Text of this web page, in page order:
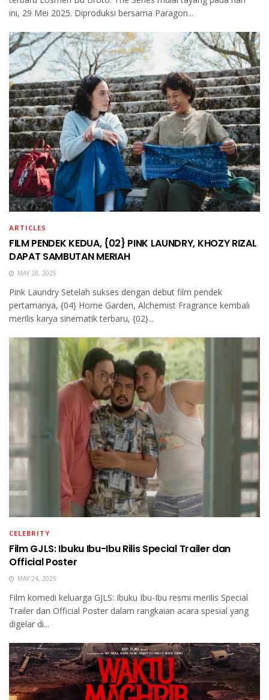
ini, 29 Mei 2025. Diproduksi bersama Paragon...
ARTICLES
FILM PENDEK KEDUA, {02} PINK LAUNDRY, KHOZY RIZAL
DAPAT SAMBUTAN MERIAH
MAY 28, 2025
Pink Laundry Setelah sukses dengan debut film pendek
pertamanya, {04} Home Garden, Alchemist Fragrance kembali
merilis karya sinematik terbaru, {02}...
CELEBRITY
Film GJLS: Ibuku Ibu-Ibu Rilis Special Trailer dan
Official Poster
MAY 24, 2025
Film komedi keluarga GJLS: Ibuku Ibu-Ibu resmi merilis Special
Trailer dan Official Poster dalam rangkaian acara spesial yang
digelar di...